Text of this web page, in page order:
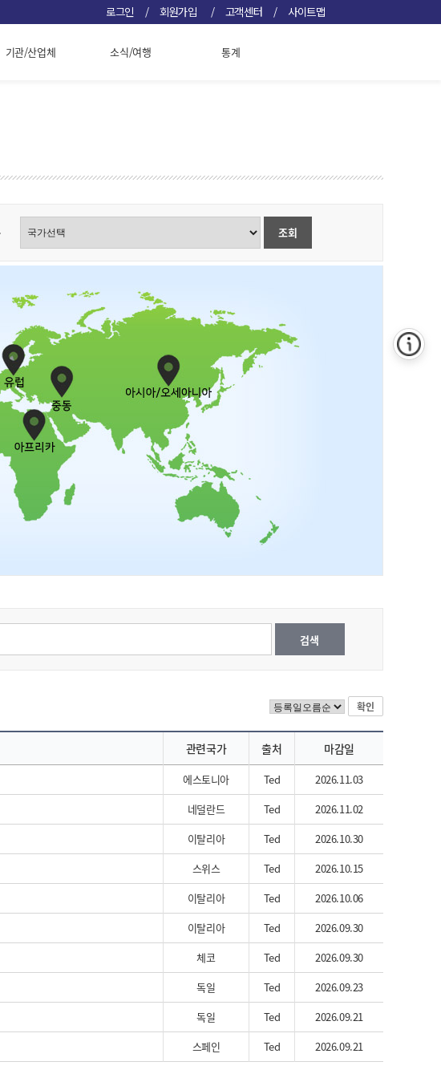
로그인 / 회원가입 / 고객센터 / 사이트맵
기관/산업체 소식/여행 통계
조회
검색
확인
관련국가 출처 마감일
에스토니아 Ted
2026.11.03
네덜란드 Ted
2026.11.02
이탈리아 Ted
2026.10.30
스위스 Ted
2026.10.15
이탈리아 Ted
2026.10.06
이탈리아 Ted
2026.09.30
체코 Ted
2026.09.30
독일 Ted
2026.09.23
독일 Ted
2026.09.21
스페인 Ted 2026.09.21